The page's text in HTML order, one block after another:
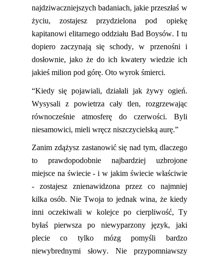
najdziwaczniejszych badaniach, jakie przeszłaś w
życiu, zostajesz przydzielona pod opiekę
kapitanowi elitarnego oddziału BadBoysów. I tu
dopiero zaczynają się schody, w przenośni i
dosłownie, jako że do ich kwatery wiedzie ich
jakieś milion pod górę. Oto wyrok śmierci.
“Kiedy się pojawiali, działali jak żywy ogień.
Wysysali z powietrza cały tlen, rozgrzewając
równocześnie atmosferę do czerwości. Byli
niesamowici, mieli wręcz niszczycielską aurę.”
Zanim zdążysz zastanowić się nad tym, dlaczego
to prawdopodobnie najbardziej uzbrojone
miejsce na świecie - i w jakim świecie właściwie
- zostajesz znienawidzona przez co najmniej
kilka osób. Nie Twoja to jednak wina, że kiedy
inni oczekiwali w kolejce po cierpliwość, Ty
byłaś pierwsza po niewyparzony język, jaki
plecie co tylko mózg pomyśli bardzo
niewybrednymi słowy. Nie przypomniawszy